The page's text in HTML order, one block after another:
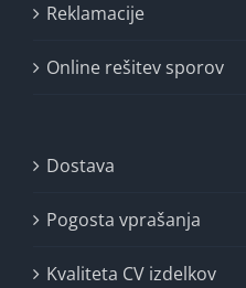
Reklamacije
Online rešitev sporov
Dostava
Pogosta vprašanja
Kvaliteta CV izdelkov